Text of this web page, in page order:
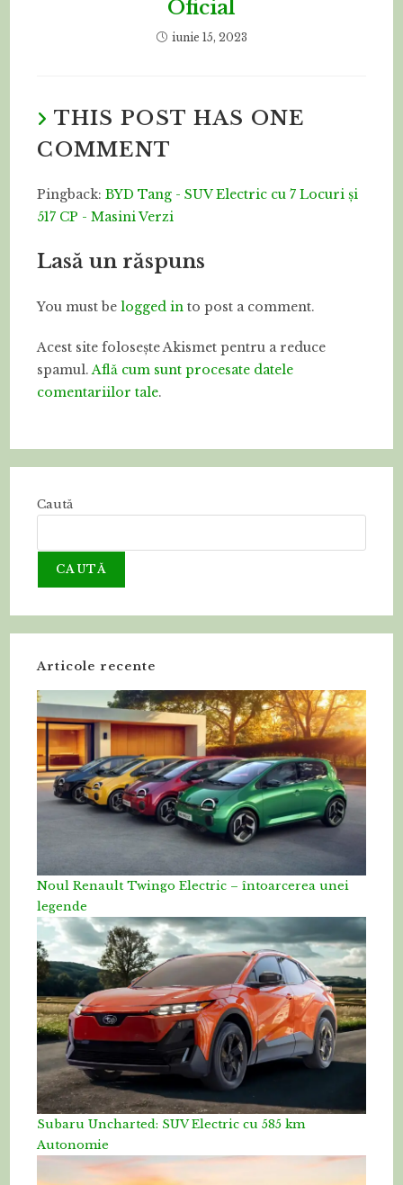
Oficial
iunie 15, 2023
THIS POST HAS ONE
COMMENT
Pingback:BYD Tang - SUV Electric cu 7 Locuri și
517 CP - Masini Verzi
Lasă un răspuns
You must belogged in to post a comment.
Acest site folosește Akismet pentru a reduce
spamul.Află cum sunt procesate datele
comentariilor tale.
Caută
CAUTĂ
Articole recente
Noul Renault Twingo Electric – întoarcerea unei
legende
Subaru Uncharted: SUV Electric cu 585 km
Autonomie